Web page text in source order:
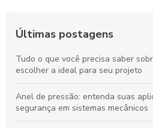
Últimas postagens
Tudo o que você precisa saber
escolher a ideal para seu projeto
Anel de pressão: entenda suas
segurança em sistemas mecânicos